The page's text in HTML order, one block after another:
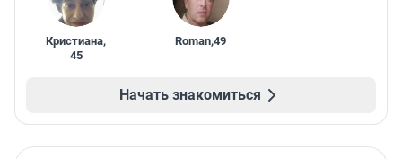
Кристиана,
45
Roman,49
Начать знакомиться